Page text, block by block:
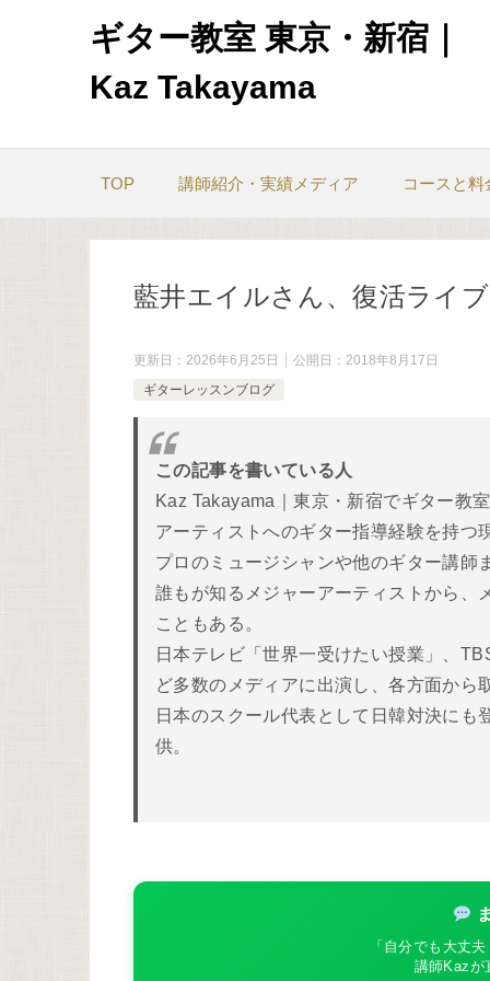
ギター教室 東京・新宿｜
Kaz Takayama
TOP 講師紹介・実績メディア コースと料
藍井エイルさん、復活ライ
更新日： 2026年6月25日 公開日： 2018年8月17日
ギターレッスンブログ
この記事を書いている人
Kaz Takayama｜東京・新宿でギター教
アーティストへのギター指導経験を持つ
プロのミュージシャンや他のギター講師
誰もが知るメジャーアーティストから、
こともある。
日本テレビ「世界一受けたい授業」、
ど多数のメディアに出演し、各方面か
日本のスクール代表として日韓対決に
供。
「自分でも大丈
講師Kazが